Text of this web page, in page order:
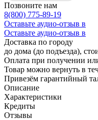
Позвоните нам
8(800) 775-89-19
Оставьте аудио-отзыв в
Оставьте аудио-отзыв в
Доставка по городу
до дома (до подъезда),
Оплата при получении
Товар можно вернуть в
Привезём гарантийный
Описание
Характеристики
Кредиты
Отзывы